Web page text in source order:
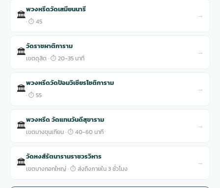
🏛พวงหรีดวัดเสมียนนารี
· ⏱ 45
→
🏛วัดราชผาติการาม
เขตดุสิต · ⏱ 20-35 นาที
→
🏛พวงหรีดวัดป้อมวิเชียรโชติการาม
· ⏱ 55
→
🏛พวงหรีด วัดแทนวันดีสุขาราม
เขตบางขุนเทียน · ⏱ 40-60 นาที
→
🏛วัดหงส์รัตนารามราชวรวิหาร
เขตบางกอกใหญ่ · ⏱ ส่งถึงภายใน 3 ชั่วโมง
→